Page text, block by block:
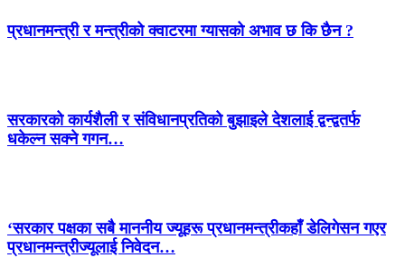
प्रधानमन्त्री र मन्त्रीको क्वाटरमा ग्यासको अभाव छ कि छैन ?
सरकारको कार्यशैली र संविधानप्रतिको बुझाइले देशलाई द्वन्द्वतर्फ
धकेल्न सक्ने गगन…
‘सरकार पक्षका सबै माननीय ज्यूहरू प्रधानमन्त्रीकहाँ डेलिगेसन गएर
प्रधानमन्त्रीज्यूलाई निवेदन…